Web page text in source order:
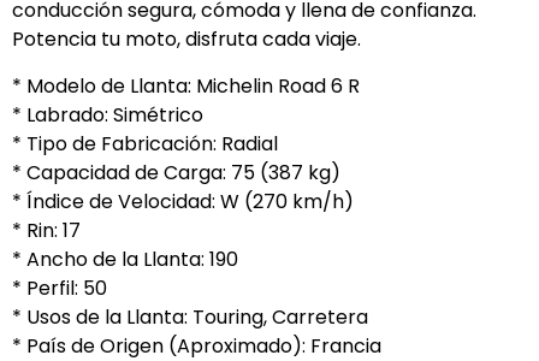
conducción segura, cómoda y llena de confianza.
Potencia tu moto, disfruta cada viaje.
* Modelo de Llanta: Michelin Road 6 R
* Labrado: Simétrico
* Tipo de Fabricación: Radial
* Capacidad de Carga: 75 (387 kg)
* Índice de Velocidad: W (270 km/h)
* Rin: 17
* Ancho de la Llanta: 190
* Perfil: 50
* Usos de la Llanta: Touring, Carretera
* País de Origen (Aproximado): Francia